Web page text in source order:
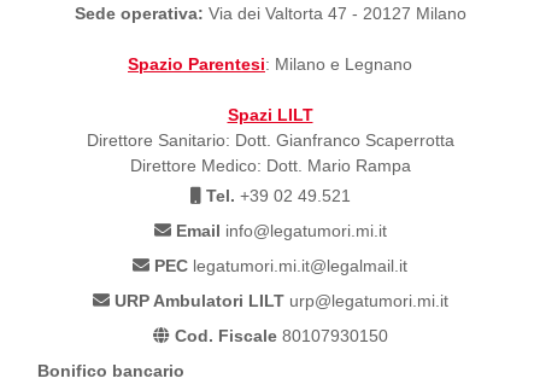
Sede operativa: Via dei Valtorta 47 - 20127 Milano
Spazio Parentesi: Milano e Legnano
Spazi LILT
Direttore Sanitario: Dott. Gianfranco Scaperrotta
Direttore Medico: Dott. Mario Rampa
Tel. +39 02 49.521
Email info@legatumori.mi.it
PEC legatumori.mi.it@legalmail.it
URP Ambulatori LILTurp@legatumori.mi.it
Cod. Fiscale80107930150
Bonifico bancario